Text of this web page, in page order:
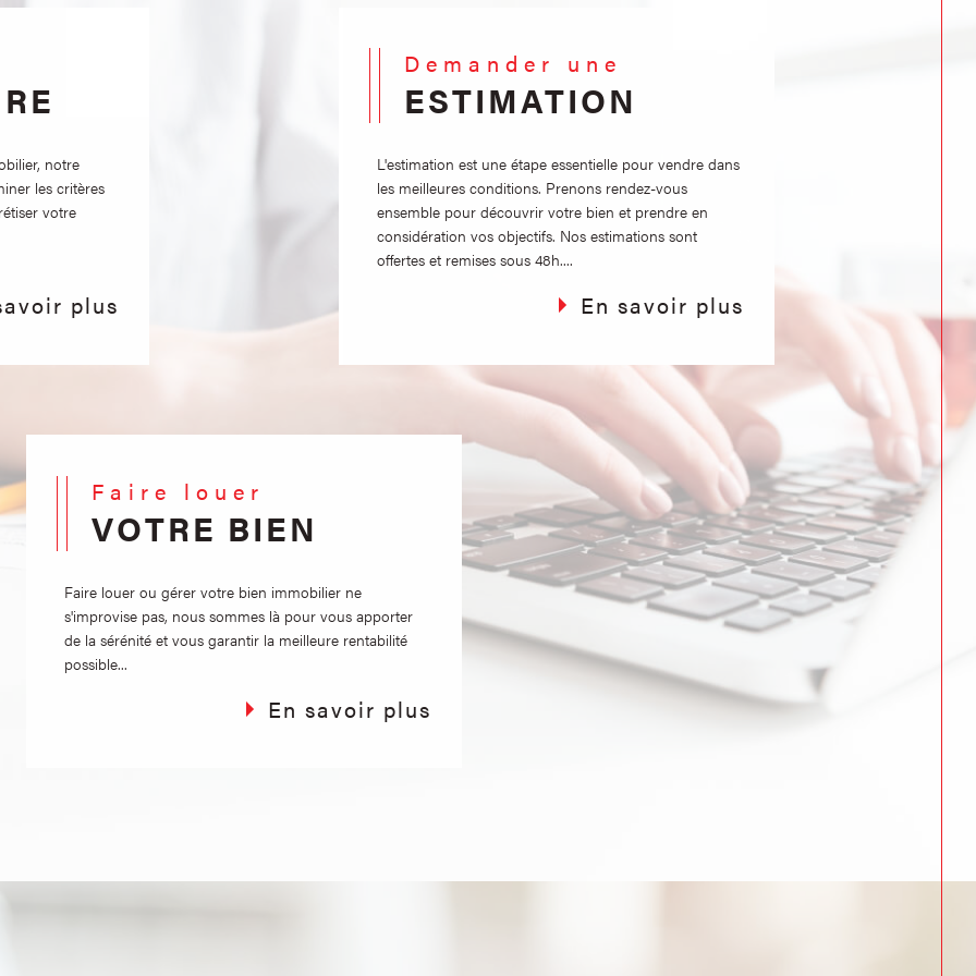
notre
les critères
votre
plus
Demander une
ESTIMATION
L'estimation est une étape essentielle pour vendre dans
les meilleures conditions. Prenons rendez-vous
ensemble pour découvrir votre bien et prendre en
considération vos objectifs. Nos estimations sont
offertes et remises sous 48h....
En savoir plus
Faire louer
VOTRE BIEN
Faire louer ou gérer votre bien immobilier ne
s'improvise pas, nous sommes là pour vous apporter
de la sérénité et vous garantir la meilleure rentabilité
possible...
En savoir plus